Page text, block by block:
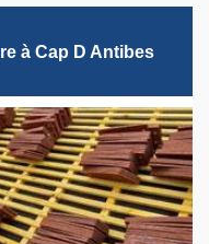
à Cap D Antibes